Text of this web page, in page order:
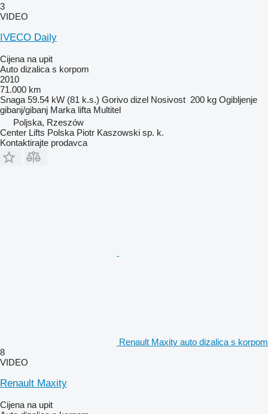
3
VIDEO
IVECO Daily
Cijena na upit
Auto dizalica s korpom
2010
71.000 km
Snaga 59.54 kW (81 k.s.) Gorivo dizel Nosivost 200 kg Ogibljenje
gibanj/gibanj Marka lifta Multitel
Poljska, Rzeszów
Center Lifts Polska Piotr Kaszowski sp. k.
Kontaktirajte prodavca
Renault Maxity auto dizalica s korpom
8
VIDEO
Renault Maxity
Cijena na upit